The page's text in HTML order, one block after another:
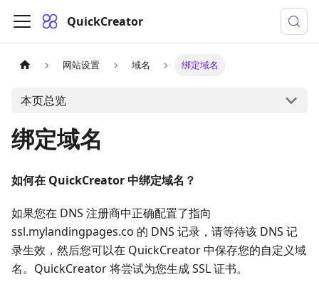
QuickCreator
网站设置 域名 绑定域名
本页总览
绑定域名
如何在 QuickCreator 中绑定域名？
如果您在 DNS 注册商中正确配置了指向
ssl.mylandingpages.co 的 DNS 记录，请等待该 DNS 记
录生效，然后您可以在 QuickCreator 中保存您的自定义域
名。QuickCreator 将尝试为您生成 SSL 证书。